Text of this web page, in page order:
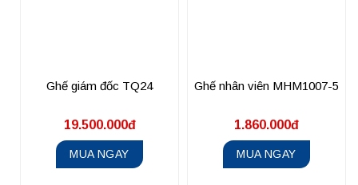
Ghế giám đốc TQ24
19.500.000đ
MUA NGAY
Ghế nhân viên MHM1007-5
1.860.000đ
MUA NGAY